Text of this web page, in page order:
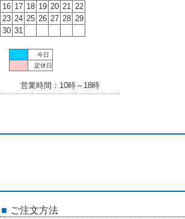
16 17 18 19 20 21 22
23 24 25 26 27 28 29
30 31
今日
定休日
営業時間：10時～18時
ご注文方法